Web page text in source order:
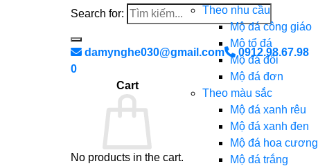
Search for:
damynghe030@gmail.com
0912.98.67.98
0
Cart
No products in the cart.
Theo nhu cầu
Mộ đá công giáo
Mộ tổ đá
Mộ đá đôi
Mộ đá đơn
Theo màu sắc
Mộ đá xanh rêu
Mộ đá xanh đen
Mộ đá hoa cương
Mộ đá trắng